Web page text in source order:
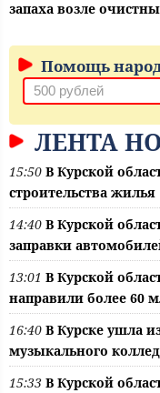
запаха возле
Помощь
ЛЕНТА
15:50 В Курской
строительства жилья
14:40 В Курской
заправки
13:01 В Курской
направили более 60
16:40 В Курске ушла
музыкального
15:33 В Курской